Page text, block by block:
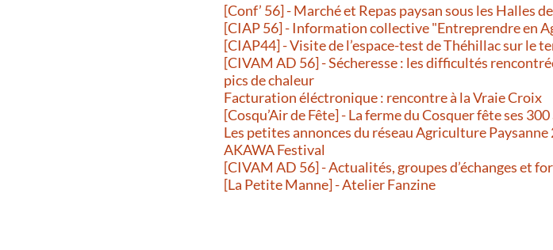
[Conf’ 56] - Marché et Repas paysan sous les Halles
[CIAP 56] - Information collective "Entreprendre en
[CIAP44] - Visite de l’espace-test de Théhillac sur le
[CIVAM AD 56] - Sécheresse : les difficultés
pics de chaleur
Facturation éléctronique : rencontre à la Vraie Croix
[Cosqu’Air de Fête] - La ferme du Cosquer fête ses 300
Les petites annonces du réseau Agriculture Paysanne
AKAWA Festival
[CIVAM AD 56] - Actualités, groupes d’échanges et
[La Petite Manne] - Atelier Fanzine